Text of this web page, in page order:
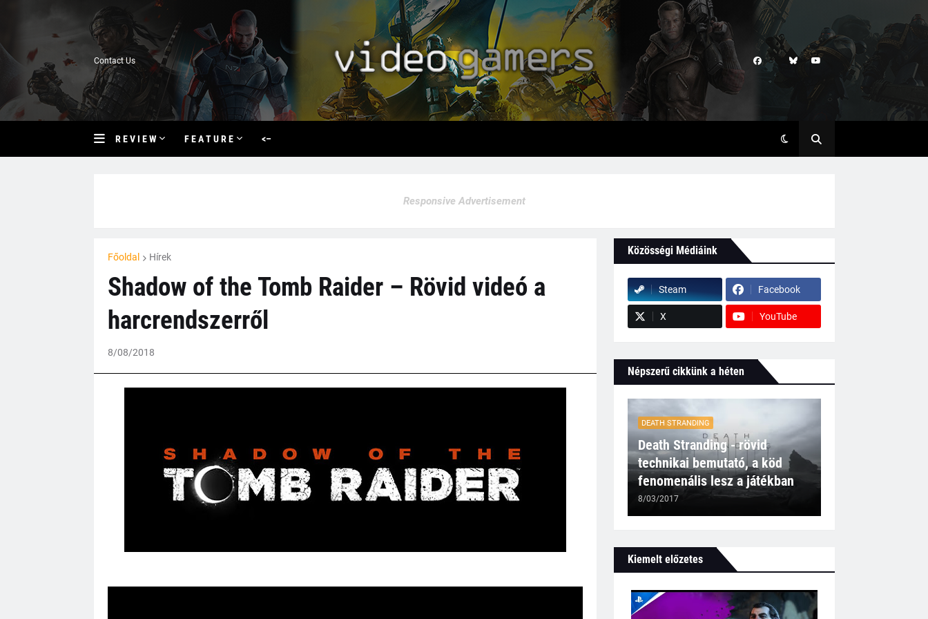
Contact Us
R E V I E W F E A T U R E <–
Responsive Advertisement
Főoldal Hírek
Shadow of the Tomb Raider – Rövid videó a
harcrendszerről
8/08/2018
Közösségi Médiáink
Steam Facebook
X YouTube
Népszerű cikkünk a héten
DEATH STRANDING
Death Stranding - rövid
technikai bemutató, a köd
fenomenális lesz a játékban
8/03/2017
Kiemelt előzetes